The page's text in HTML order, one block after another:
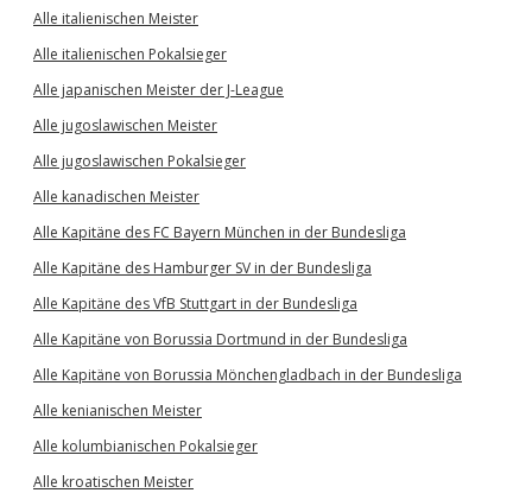
Alle italienischen Meister
Alle italienischen Pokalsieger
Alle japanischen Meister der J-League
Alle jugoslawischen Meister
Alle jugoslawischen Pokalsieger
Alle kanadischen Meister
Alle Kapitäne des FC Bayern München in der Bundesliga
Alle Kapitäne des Hamburger SV in der Bundesliga
Alle Kapitäne des VfB Stuttgart in der Bundesliga
Alle Kapitäne von Borussia Dortmund in der Bundesliga
Alle Kapitäne von Borussia Mönchengladbach in der Bundesliga
Alle kenianischen Meister
Alle kolumbianischen Pokalsieger
Alle kroatischen Meister